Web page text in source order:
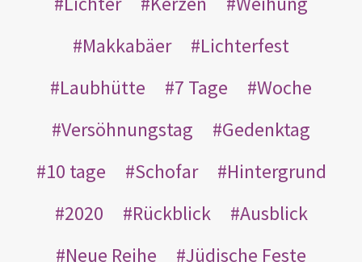
Makkabäer
Lichterfest
Laubhütte
7 Tage
Woche
Versöhnungstag
Gedenktag
10 tage
Schofar
Hintergrund
2020
Rückblick
Ausblick
Neue Reihe
Jüdische Feste